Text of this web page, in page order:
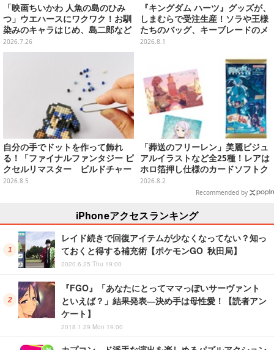
「映画ちいかわ 人魚の島のひみ
つ」ウエハースにワクワク！お馴
染みのキャラはじめ、島二郎など
セイレーン編カード全22種
2026.7.26
『キングダム ハーツ』グッズが、
しまむらで受注生産！ソラや王様
たちのバッグ、キーブレードのメ
ガネケースなど
2026.8.1
自分の手でドットを作って飾れ
る！「ファイナルファンタジー ピ
クセルリマスター ビルドチャー
ムコレクション Vol.3」が予約
2026.8.5
「葬送のフリーレン」美麗ビジュ
アルイラストなど全25種！レアは
ホロ箔押し仕様のカードソフトク
ッキー
2026.8.2
Recommended by
iPhoneアクセスランキング
レイド続きで回復アイテムが少なくなってない？知っ
ておくと得する補充術【ポケモンGO 秋田局】
2020.6.25 Thu 19:00
『FGO』「あなたにとってママっぽいサーヴァント
といえば？」結果発表―決め手は母性愛！【読者アン
ケート】
2018.1.29 Mon 19:00